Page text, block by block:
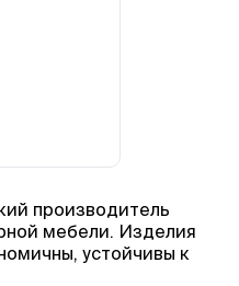
производитель
мебели. Изделия
устойчивы к